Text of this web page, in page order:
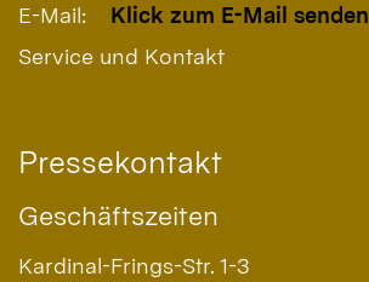
E-Mail:
Klick zum E-Mail senden
Service und Kontakt
Pressekontakt
Geschäftszeiten
Kardinal-Frings-Str. 1-3